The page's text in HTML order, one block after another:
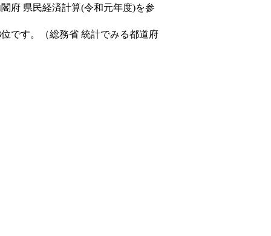
府 県民経済計算(令和元年度)を参
です。（総務省 統計でみる都道府